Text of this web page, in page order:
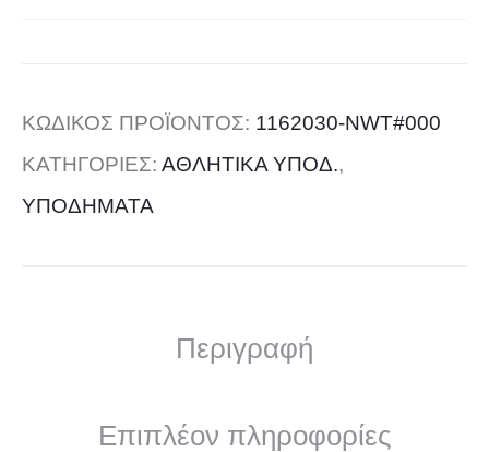
ΚΩΔΙΚΌΣ ΠΡΟΪΌΝΤΟΣ: 1162030-NWT#000
ΚΑΤΗΓΟΡΊΕΣ: ΑΘΛΗΤΙΚΑ ΥΠΟΔ.,
ΥΠΟΔΗΜΑΤΑ
Περιγραφή
Επιπλέον πληροφορίες